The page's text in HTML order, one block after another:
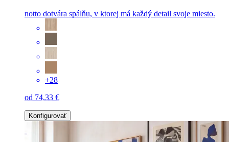
notto dotvára spálňu, v ktorej má každý detail svoje miesto.
+28
od 74,33 €
Konfigurovať